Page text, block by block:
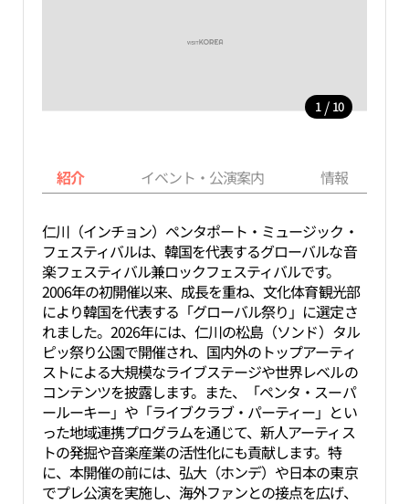
1 / 10
紹介 イベント・公演案内 情報
仁川（インチョン）ペンタポート・ミュージック・
フェスティバルは、韓国を代表するグローバルな音
楽フェスティバル兼ロックフェスティバルです。
2006年の初開催以来、成長を重ね、文化体育観光部
により韓国を代表する「グローバル祭り」に選定さ
れました。2026年には、仁川の松島（ソンド）タル
ピッ祭り公園で開催され、国内外のトップアーティ
ストによる大規模なライブステージや世界レベルの
コンテンツを披露します。また、「ペンタ・スーパ
ールーキー」や「ライブクラブ・パーティー」とい
った地域連携プログラムを通じて、新人アーティス
トの発掘や音楽産業の活性化にも貢献します。特
に、本開催の前には、弘大（ホンデ）や日本の東京
でプレ公演を実施し、海外ファンとの接点を広げ、